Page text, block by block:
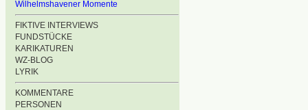
Wilhelmshavener Momente
FIKTIVE INTERVIEWS
FUNDSTÜCKE
KARIKATUREN
WZ-BLOG
LYRIK
KOMMENTARE
PERSONEN